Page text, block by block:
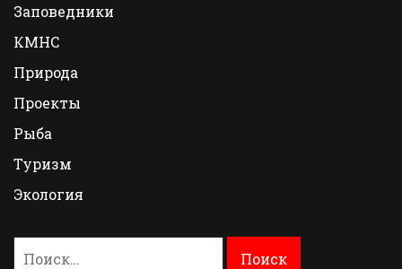
Заповедники
КМНС
Природа
Проекты
Рыба
Туризм
Экология